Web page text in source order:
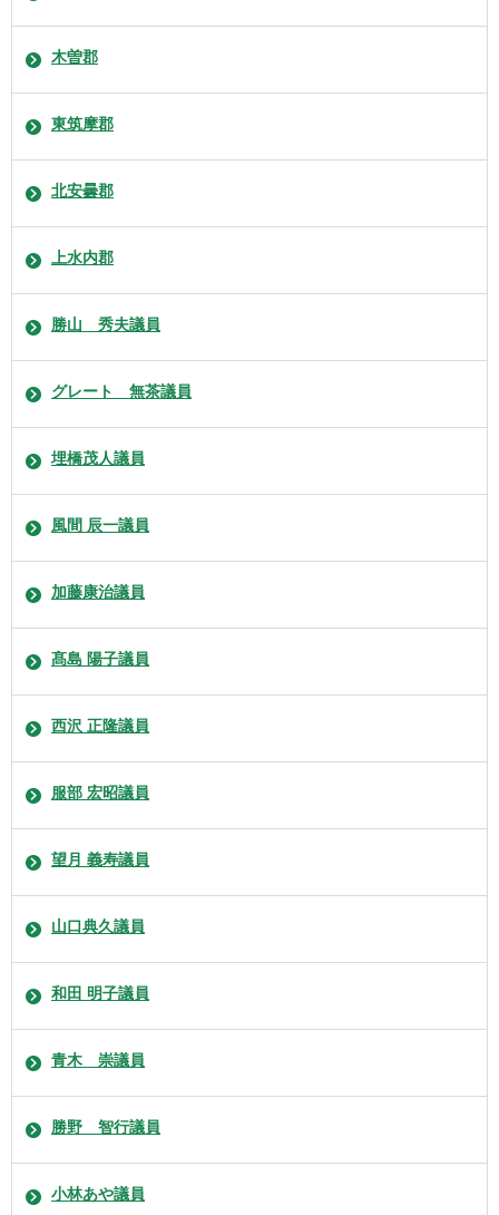
木曽郡
東筑摩郡
北安曇郡
上水内郡
勝山 秀夫議員
グレート 無茶議員
埋橋茂人議員
風間 辰一議員
加藤康治議員
髙島 陽子議員
西沢 正隆議員
服部 宏昭議員
望月 義寿議員
山口典久議員
和田 明子議員
青木 崇議員
勝野 智行議員
小林あや議員